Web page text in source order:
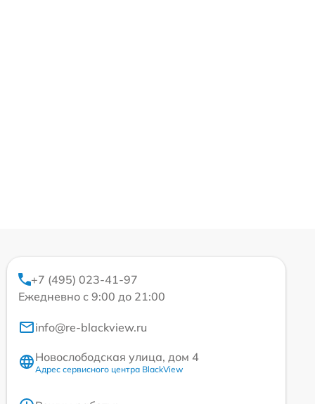
+7 (495) 023-41-97
Ежедневно с 9:00 до 21:00
info@re-blackview.ru
Новослободская улица, дом 4
Адрес сервисного центра BlackView